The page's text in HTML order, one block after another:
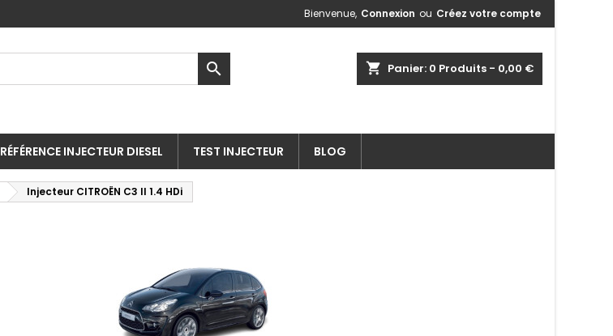
Bienvenue, Connexion ou Créez votre compte
shopping_cart Panier: 0 Produits - 0,00 €

RÉFÉRENCE INJECTEUR DIESEL TEST INJECTEUR BLOG
Injecteur CITROËN C3 II 1.4 HDi